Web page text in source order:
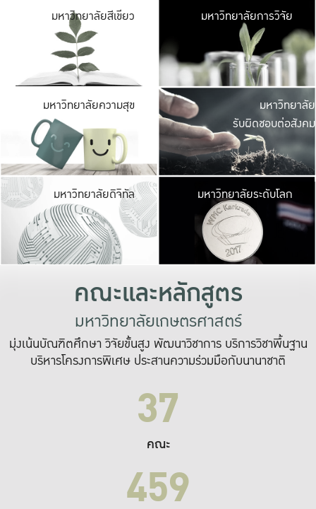
มหาวิทยาลัยสีเขียว มหาวิ
มีพื้นที่เขียวสดใส
เป็นป่าในเมือง เกษต
มหาวิทยาลัยการวิจัย
มหาวิทยาลัยความสุข มหาวิ
ค
เปิดประ
และพบเรื่องราวใ
มหาวิทยาลัย
รับผิดชอบต่อสังคม
มหาวิทยาลัยดิจิทัล มหาวิ
เปลี่ยนแปลง แล
เพื่อทำง
ระบบสารสนเทศ
มหาวิทยาลัยระดับโลก
คณะและหลักสูตร
มหาวิทยาลัยเกษตรศาสตร์
มุ่งเน้นบัณฑิตศึกษา วิจัยขั้นสูง พัฒนาวิชาการ บริการวิชาพื้นฐาน
บริหารโครงการพิเศษ ประสานความร่วมมือกับนานาชาติ
37
คณะ
459